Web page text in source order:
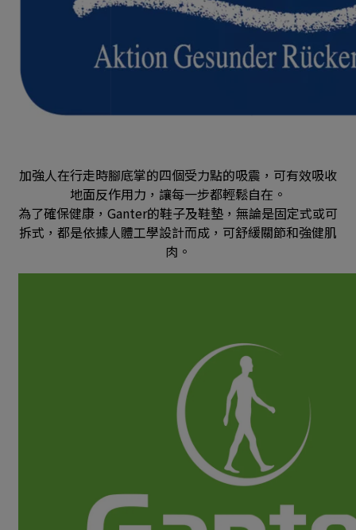
加強人在行走時腳底掌的四個受力點的吸震，可有效吸收
地面反作用力，讓每一步都輕鬆自在。
為了確保健康，Ganter的鞋子及鞋墊，無論是固定式或可
拆式，都是依據人體工學設計而成，可舒緩關節和強健肌
肉。